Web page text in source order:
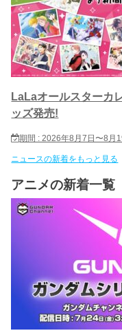
LaLaオールスターカ
ッズ発売!
期間 : 2026年8月7日〜8月
ニュースの新着をもっと見る
アニメの新着一覧